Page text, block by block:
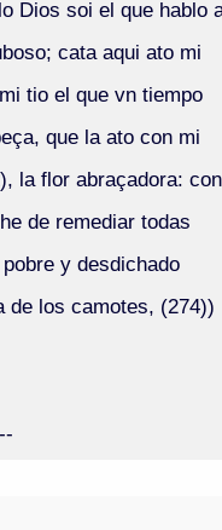
Dios soi el que hablo
cata aqui ato mi
tio el que vn tiempo
que la ato con mi
la flor abraçadora: con
de remediar todas
y desdichado
de los camotes, (274))